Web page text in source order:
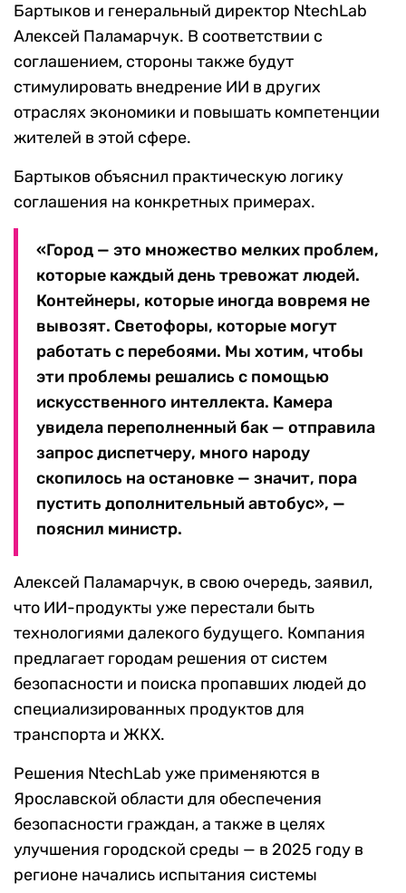
Бартыков и генеральный директор NtechLab
Алексей Паламарчук. В соответствии с
соглашением, стороны также будут
стимулировать внедрение ИИ в других
отраслях экономики и повышать компетенции
жителей в этой сфере.
Бартыков объяснил практическую логику
соглашения на конкретных примерах.
«Город — это множество мелких проблем,
которые каждый день тревожат людей.
Контейнеры, которые иногда вовремя не
вывозят. Светофоры, которые могут
работать с перебоями. Мы хотим, чтобы
эти проблемы решались с помощью
искусственного интеллекта. Камера
увидела переполненный бак — отправила
запрос диспетчеру, много народу
скопилось на остановке — значит, пора
пустить дополнительный автобус», —
пояснил министр.
Алексей Паламарчук, в свою очередь, заявил,
что ИИ-продукты уже перестали быть
технологиями далекого будущего. Компания
предлагает городам решения от систем
безопасности и поиска пропавших людей до
специализированных продуктов для
транспорта и ЖКХ.
Решения NtechLab уже применяются в
Ярославской области для обеспечения
безопасности граждан, а также в целях
улучшения городской среды — в 2025 году в
регионе начались испытания системы